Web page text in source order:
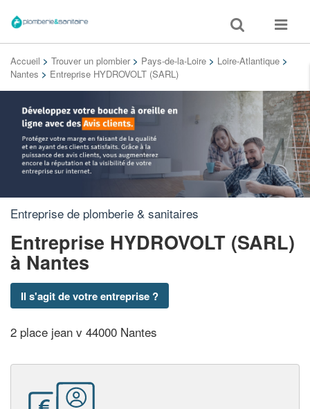
Toggle
search
Toggle
Accueil > Trouver un plombier > Pays-de-la-Loire > Loire-Atlantique >
Nantes > Entreprise HYDROVOLT (SARL)
Entreprise de plomberie & sanitaires
Entreprise HYDROVOLT (SARL)
à Nantes
Il s'agit de votre entreprise ?
2 place jean v 44000 Nantes